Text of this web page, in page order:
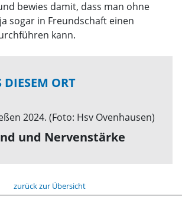
bewies damit, dass man ohne
sogar in Freundschaft einen
kann.
DIESEM ORT
und Nervenstärke
zurück zur Übersicht